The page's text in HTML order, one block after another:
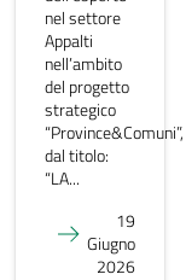
nel settore
Appalti
nell’ambito
del progetto
strategico
“Province&Comuni”,
dal titolo:
“LA...
19
Giugno
2026